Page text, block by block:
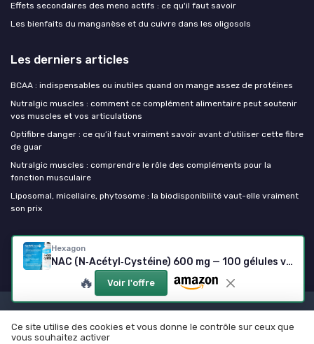
Hexagon
NAC (N‑Acétyl‑Cystéine) 600 mg — 100 gélules véganes (>3 mois) — Made in France
🔥 Voir l'offre
Effets secondaires des meno actifs : ce qu'il faut savoir
Les bienfaits du manganèse et du cuivre dans les oligosols
Les derniers articles
BCAA : indispensables ou inutiles quand on mange assez de protéines
Nutralgic muscles : comment ce complément alimentaire peut soutenir
vos muscles et vos articulations
Optifibre danger : ce qu’il faut vraiment savoir avant d’utiliser cette fibre
de guar
Nutralgic muscles : comprendre le rôle des compléments pour la
fonction musculaire
Liposomal, micellaire, phytosome : la biodisponibilité vaut-elle vraiment
son prix
Mes complements alimentaires
© Mes complements alimentaires 2026
Ce site utilise des cookies et vous donne le contrôle sur ceux que
vous souhaitez activer